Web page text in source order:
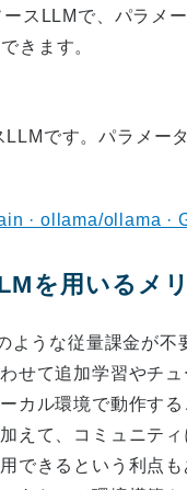
スLLMで、パラメ
きます。
です。パラメ
· ollama/ollama ·
を用いるメ
ような従量課金が
せて追加学習やチ
カル環境で動作す
えて、コミュニテ
できるという利点も